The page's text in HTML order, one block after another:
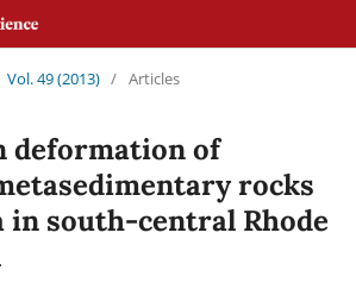
Vol. 49 (2013) / Articles
deformation of
rocks
in south-central Rhode